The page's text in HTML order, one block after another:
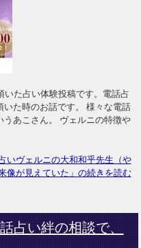
た占い体験投稿です。電話占
た時のお話です。 様々な電話
あこさん。 ヴェルニの特徴や
いヴェルニの大和和乎先生（や
像が見えていた」の続きを読む
占い絆の相談で、